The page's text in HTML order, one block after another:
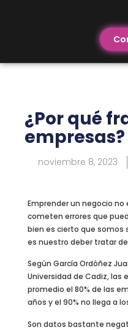
¿Por qué
empresas?
noviembre 8, 2023
Emprender un negocio
cometen errores que
bien es cierto que somos
es nuestro deber tratar
Según García Ordóñez
Universidad de Cadiz, las
promedio el 80% de las
años y el 90% no llega a
Son datos bastante